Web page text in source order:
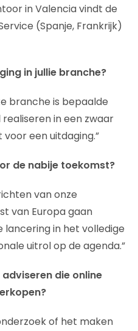
in Valencia vindt de
(Spanje, Frankrijk)
in jullie branche?
branche is bepaalde
in een zwaar
een uitdaging.”
de nabije toekomst?
van onze
van Europa gaan
lancering in het volledige
uitrol op de agenda.”
die online
of het maken